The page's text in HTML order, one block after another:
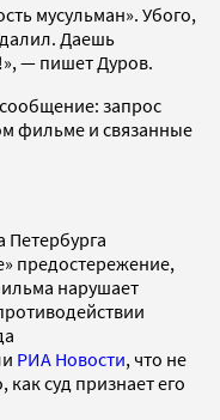
мусульман». Убого,
Даешь
— пишет Дуров.
запрос
фильме и связанные
предостережение,
нарушает
РИА Новости, что не
как суд признает его